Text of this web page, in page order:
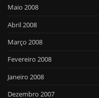
Maio 2008
Abril 2008
Março 2008
Fevereiro 2008
Janeiro 2008
Dezembro 2007